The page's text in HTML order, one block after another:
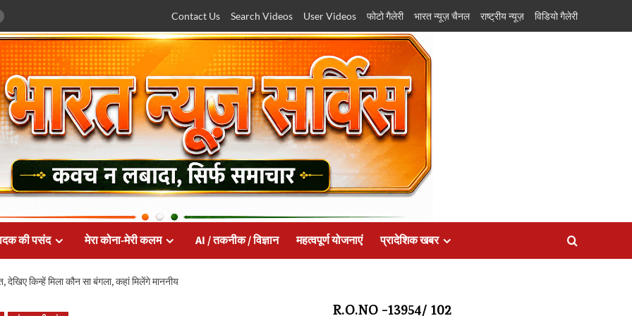
Contact Us Search Videos User Videos फोटो गैलेरी भारत न्यूज़ चैनल राष्ट्रीय न्यूज़ विडियो गैलेरी
की पसंद मेरा कोना-मेरी कलम AI / तकनीक / विज्ञान महत्वपूर्ण योजनाएं प्रादेशिक खबर
किन्हें मिला कौन सा बंगला, कहां मिलेंगे माननीय